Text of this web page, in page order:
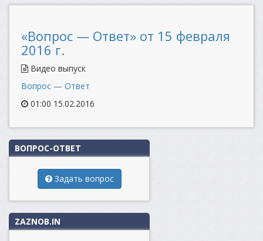
«Вопрос — Ответ» от 15 февраля
2016 г.
Видео выпуск
Вопрос — Ответ
01:00 15.02.2016
ВОПРОС-ОТВЕТ
Задать вопрос
ZAZNOB.IN